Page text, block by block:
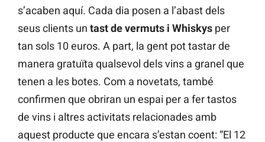
s’acaben aquí. Cada dia posen a l’abast dels
seus clients un tast de vermuts i Whiskys per
tan sols 10 euros. A part, la gent pot tastar de
manera gratuïta qualsevol dels vins a granel que
tenen a les botes. Com a novetats, també
confirmen que obriran un espai per a fer tastos
de vins i altres activitats relacionades amb
aquest producte que encara s’estan coent: “El 12